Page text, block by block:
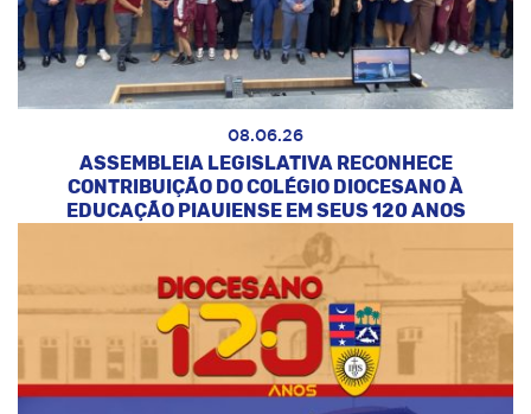
08.06.26
ASSEMBLEIA LEGISLATIVA RECONHECE
CONTRIBUIÇÃO DO COLÉGIO DIOCESANO À
EDUCAÇÃO PIAUIENSE EM SEUS 120 ANOS